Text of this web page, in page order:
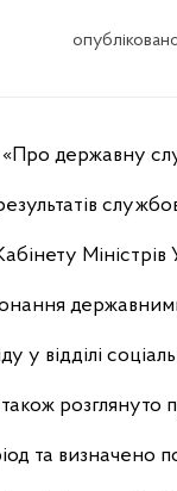
«Про державну
у відділі
та визначено